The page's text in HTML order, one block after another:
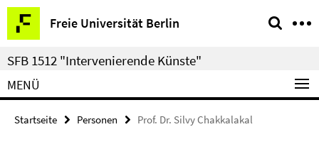
Springe
direkt
zu
Inhalt
Freie Universität Berlin
Service-
Navigation
SFB 1512 "Intervenierende Künste"
MENÜ
Startseite Personen Prof. Dr. Silvy Chakkalakal